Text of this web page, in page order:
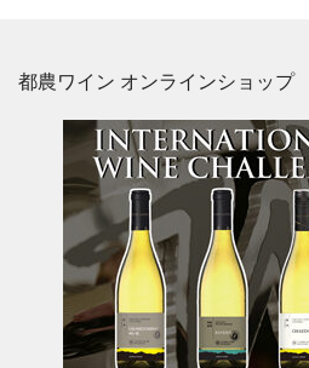
都農ワイン オンラインショップ